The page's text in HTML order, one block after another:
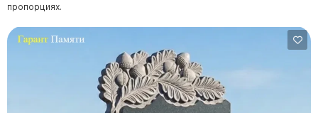
Участникам СВО
Памятники из гранита
пропорциях.